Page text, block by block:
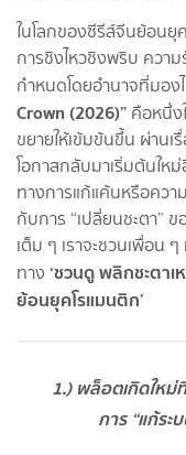
ในโลกของซีรีส์จีนย้อนยุ
การชิงไหวชิงพริบ ควา
กำหนดโดยอำนาจที่มอง
Crown (2026)” คือหนึ่ง
ขยายให้เข้มข้นขึ้น ผ่าน
โอกาสกลับมาเริ่มต้นใหม่
ทางการแก้แค้นหรือคว
กับการ “เปลี่ยนชะตา”
เต็ม ๆ เราจะชวนเพื่อน
ทาง ‘ชวนดู พลิกชะตา
ย้อนยุคโรแมนติก’
1.) พล็อตเกิดใหม่
การ “แก้ระ